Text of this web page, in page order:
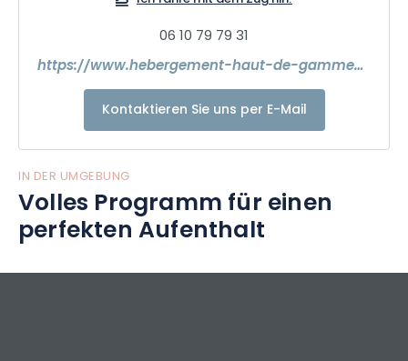
06 10 79 79 31
https://www.hebergement-haut-de-gamme-alsace.com/
Kontaktieren Sie uns per E-Mail
IN DER UMGEBUNG
Volles Programm für einen
perfekten Aufenthalt